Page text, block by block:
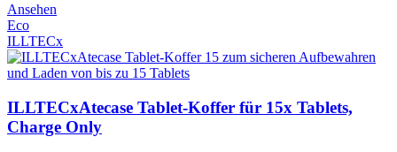
Ansehen
Eco
ILLTECx
ILLTECxAtecase Tablet-Koffer für 15x Tablets,
Charge Only